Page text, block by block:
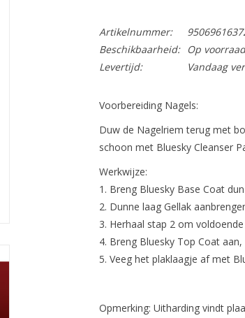
Artikelnummer:
Beschikbaarheid:
Op voorraad
Levertijd:
Vandaag
Voorbereiding Nagels:
Duw de Nagelriem terug met
schoon met Bluesky Cleanser
Werkwijze:
Breng Bluesky Base Coat
Dunne laag Gellak
Herhaal stap 2 om
Breng Bluesky Top Coat
Veeg het plaklaagje af met
Opmerking: Uitharding vindt